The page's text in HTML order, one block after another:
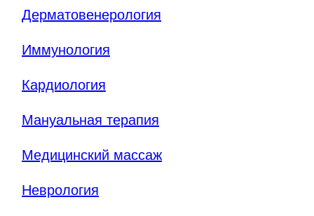
Дерматовенерология
Иммунология
Кардиология
Мануальная терапия
Медицинский массаж
Неврология